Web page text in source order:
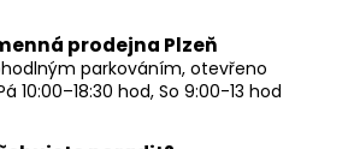
prodejna Plzeň
parkováním, otevřeno
10:00–18:30 hod, So 9:00-13 hod